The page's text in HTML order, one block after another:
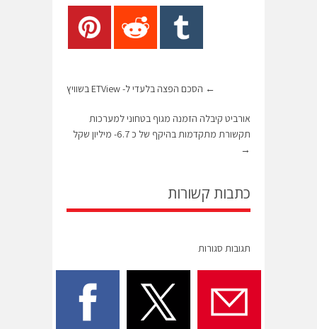
← הסכם הפצה בלעדי ל- ETView בשוויץ
אורביט קיבלה הזמנה מגוף בטחוני למערכות
תקשורת מתקדמות בהיקף של כ 6.7- מיליון שקל
→
כתבות קשורות
תגובות סגורות